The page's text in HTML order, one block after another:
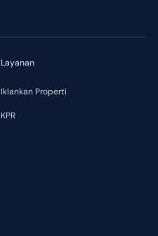
Layanan
Iklankan Properti
KPR